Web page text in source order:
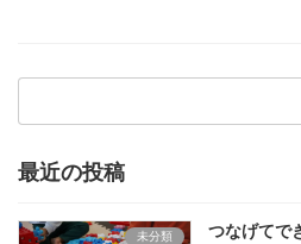
検
最近の投稿
未分類 つなげてで